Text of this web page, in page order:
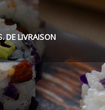
DE LIVRAISON